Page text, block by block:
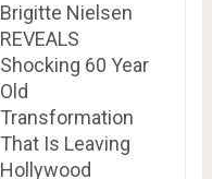
Brigitte Nielsen
REVEALS
Shocking 60 Year
Old
Transformation
That Is Leaving
Hollywood